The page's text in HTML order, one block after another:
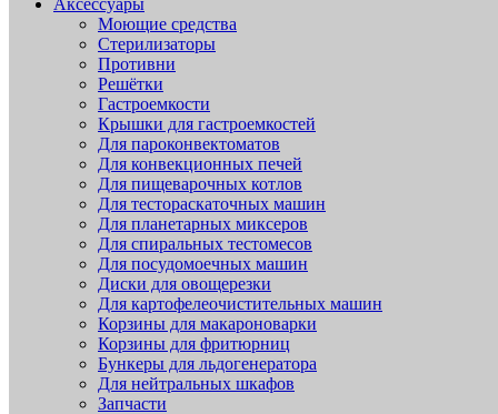
Аксессуары
Моющие средства
Стерилизаторы
Противни
Решётки
Гастроемкости
Крышки для гастроемкостей
Для пароконвектоматов
Для конвекционных печей
Для пищеварочных котлов
Для тестораскаточных машин
Для планетарных миксеров
Для спиральных тестомесов
Для посудомоечных машин
Диски для овощерезки
Для картофелеочистительных машин
Корзины для макароноварки
Корзины для фритюрниц
Бункеры для льдогенератора
Для нейтральных шкафов
Запчасти